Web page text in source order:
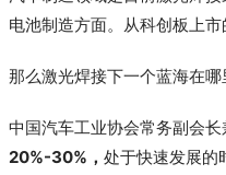
电池制造方面。从科创板上
那么激光焊接下一个蓝海在哪
中国汽车工业协会常务副会
20%-30%， 处于快速发展的